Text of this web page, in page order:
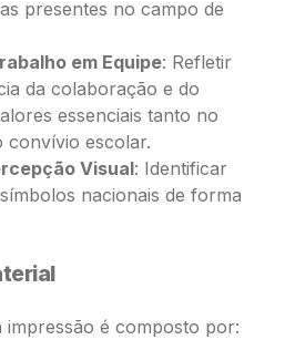
presentes no campo de
em Equipe: Refletir
da colaboração e do
essenciais tanto no
escolar.
Visual: Identificar
nacionais de forma
impressão é composto por: